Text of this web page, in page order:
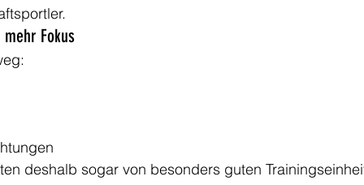
Fokus
deshalb sogar von besonders guten